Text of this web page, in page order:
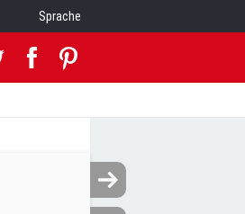
Sprache